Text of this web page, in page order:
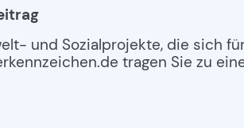
und Sozialprojekte, die sich
tragen Sie zu